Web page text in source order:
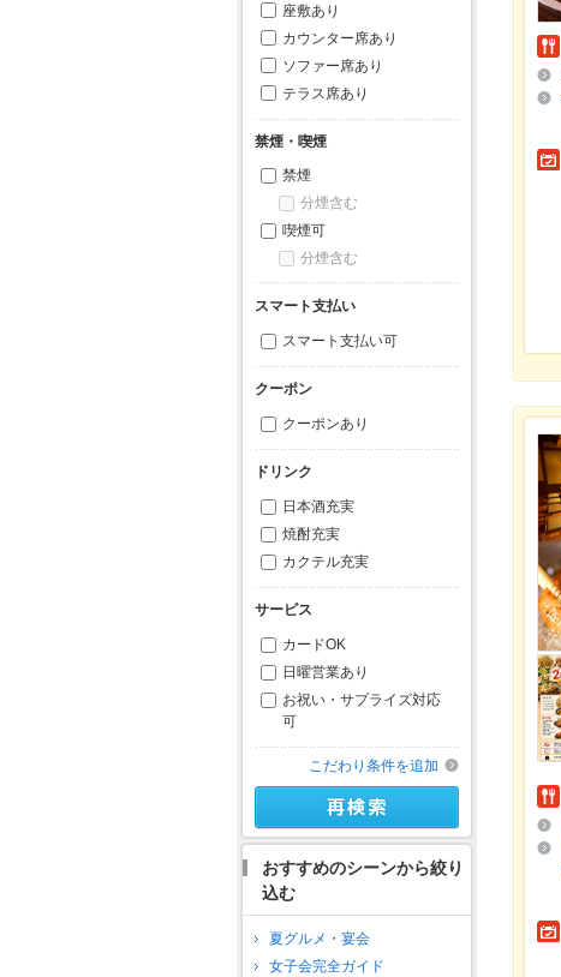
座敷あり
カウンター席あり
ソファー席あり
テラス席あり
禁煙・喫煙
禁煙
分煙含む
喫煙可
分煙含む
スマート支払い
スマート支払い可
クーポン
クーポンあり
ドリンク
日本酒充実
焼酎充実
カクテル充実
サービス
カードOK
日曜営業あり
お祝い・サプライズ対応
可
こだわり条件を追加
おすすめのシーンから絞り
込む
夏グルメ・宴会
女子会完全ガイド